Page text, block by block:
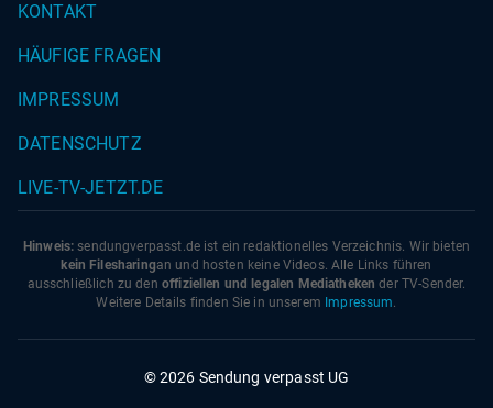
KONTAKT
HÄUFIGE FRAGEN
IMPRESSUM
DATENSCHUTZ
LIVE-TV-JETZT.DE
Hinweis: sendungverpasst.de ist ein redaktionelles Verzeichnis. Wir bieten
kein Filesharingan und hosten keine Videos. Alle Links führen
ausschließlich zu den offiziellen und legalen Mediatheken der TV-Sender.
Weitere Details finden Sie in unserem Impressum.
© 2026 Sendung verpasst UG